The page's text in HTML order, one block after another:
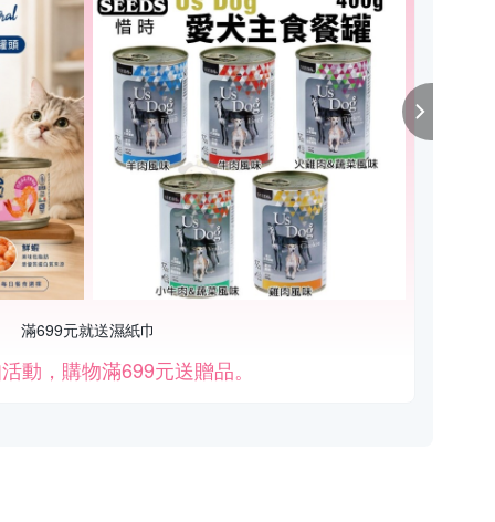
滿699元就送濕紙巾
動，購物滿699元送贈品。